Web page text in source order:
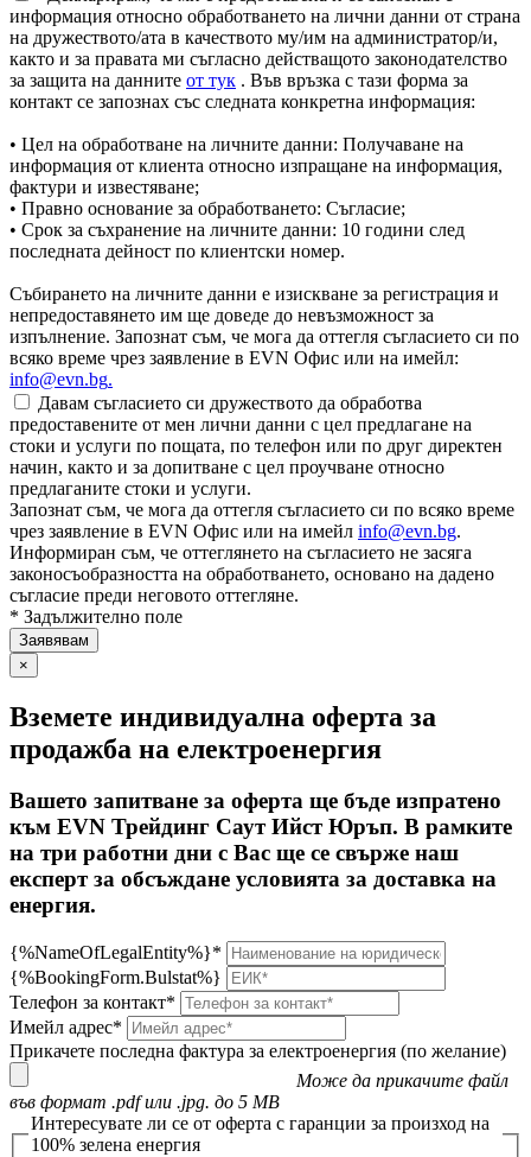
информация относно обработването на лични данни от страна
на дружеството/ата в качеството му/им на администратор/и,
както и за правата ми съгласно действащото законодателство
за защита на данните от тук . Във връзка с тази форма за
контакт се запознах със следната конкретна информация:
• Цел на обработване на личните данни: Получаване на
информация от клиента относно изпращане на информация,
фактури и известяване;
• Правно основание за обработването: Съгласие;
• Срок за съхранение на личните данни: 10 години след
последната дейност по клиентски номер.
Събирането на личните данни е изискване за регистрация и
непредоставянето им ще доведе до невъзможност за
изпълнение. Запознат съм, че мога да оттегля съгласието си по
всяко време чрез заявление в EVN Офис или на имейл:
info@evn.bg.
Давам съгласието си дружеството да обработва
предоставените от мен лични данни с цел предлагане на
стоки и услуги по пощата, по телефон или по друг директен
начин, както и за допитване с цел проучване относно
предлаганите стоки и услуги.
Запознат съм, че мога да оттегля съгласието си по всяко време
чрез заявление в EVN Офис или на имейл info@evn.bg.
Информиран съм, че оттеглянето на съгласието не засяга
законосъобразността на обработването, основано на дадено
съгласие преди неговото оттегляне.
* Задължително поле
×
Вземете индивидуална оферта за
продажба на електроенергия
Вашето запитване за оферта ще бъде изпратено
към EVN Трейдинг Саут Ийст Юръп. В рамките
на три работни дни с Вас ще се свърже наш
експерт за обсъждане условията за доставка на
енергия.
{%NameOfLegalEntity%}*
{%BookingForm.Bulstat%}
Телефон за контакт*
Имейл адрес*
Прикачете последна фактура за електроенергия (по желание)
Може да прикачите файл
във формат .pdf или .jpg. до 5 MB
Интересувате ли се от оферта с гаранции за произход на
100% зелена енергия